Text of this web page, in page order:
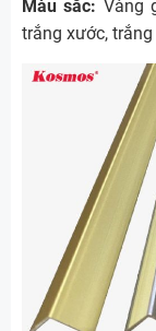
Màu sắc: Vàng
trắng xước,